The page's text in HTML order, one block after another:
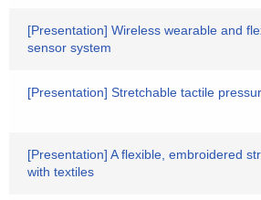
[Presentation] Wireless wearable and
sensor system
[Presentation] Stretchable tactile
[Presentation] A flexible, embroidered
with textiles